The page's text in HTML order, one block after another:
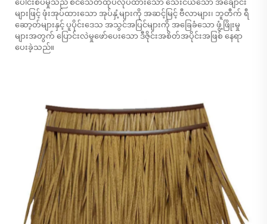
ပေါင်းစပ်မှုသည် စင်သေတ်ထုပ်လုပ်ထားသော သေးငယ်သော အချောင်း
များဖြင့် ဖုံးအုပ်ထားသော အုပ်နှံ့များကို အဆင့်မြင့် ဗီလာများ၊ ဘူတီက် ရီ
ဆော့တ်များနှင့် ပူပိုင်းဒေသ အသွင်အပြင်များကို အခြေခံသော ဖွံ့ဖြိုးမှု
များအတွက် ပြောင်းလဲမှုဖော်ပေးသော ဒီဇိုင်းအစိတ်အပိုင်းအဖြစ် နေရာ
ပေးခဲ့သည်။